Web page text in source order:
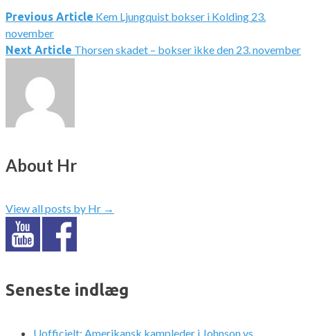
Indlægsnavigation
Previous Article Kem Ljungquist bokser i Kolding 23.
november
Next Article Thorsen skadet – bokser ikke den 23. november
About Hr
View all posts by Hr →
Seneste indlæg
Uofficielt: Amerikansk kampleder i Johnson vs.